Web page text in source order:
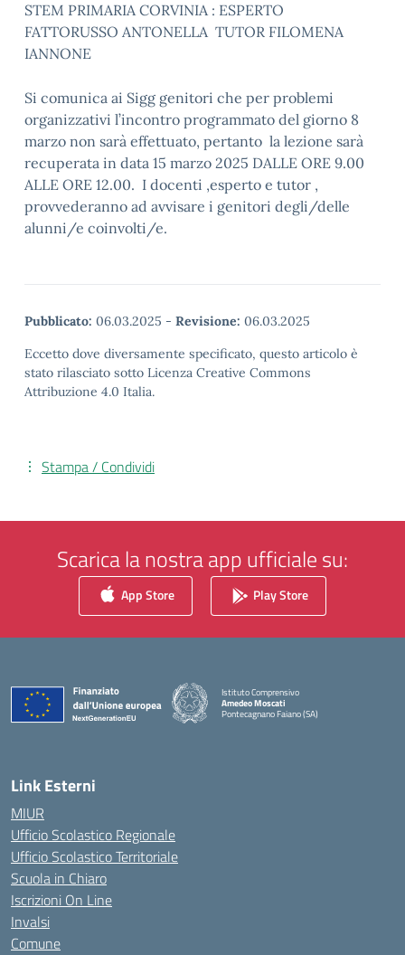
STEM PRIMARIA CORVINIA : ESPERTO
FATTORUSSO ANTONELLA TUTOR FILOMENA
IANNONE
Si comunica ai Sigg genitori che per problemi
organizzativi l’incontro programmato del giorno 8
marzo non sarà effettuato, pertanto la lezione sarà
recuperata in data 15 marzo 2025 DALLE ORE 9.00
ALLE ORE 12.00. I docenti ,esperto e tutor ,
provvederanno ad avvisare i genitori degli/delle
alunni/e coinvolti/e.
Pubblicato: 06.03.2025 - Revisione: 06.03.2025
Eccetto dove diversamente specificato, questo articolo è
stato rilasciato sotto Licenza Creative Commons
Attribuzione 4.0 Italia.
Stampa / Condividi
Scarica la nostra app ufficiale su:
App Store Play Store
Istituto Comprensivo
Amedeo Moscati
Pontecagnano Faiano (SA)
— Visita la pagina iniziale della scuola
Link Esterni
MIUR
Ufficio Scolastico Regionale
Ufficio Scolastico Territoriale
Scuola in Chiaro
Iscrizioni On Line
Invalsi
Comune